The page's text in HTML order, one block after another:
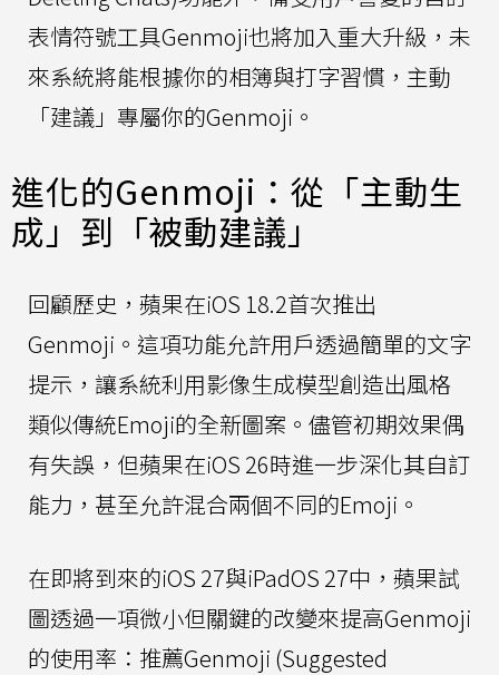
表情符號工具Genmoji也將加入重大升級，未
來系統將能根據你的相簿與打字習慣，主動
「建議」專屬你的Genmoji。
進化的Genmoji：從「主動生
成」到「被動建議」
回顧歷史，蘋果在iOS 18.2首次推出
Genmoji。這項功能允許用戶透過簡單的文字
提示，讓系統利用影像生成模型創造出風格
類似傳統Emoji的全新圖案。儘管初期效果偶
有失誤，但蘋果在iOS 26時進一步深化其自訂
能力，甚至允許混合兩個不同的Emoji。
在即將到來的iOS 27與iPadOS 27中，蘋果試
圖透過一項微小但關鍵的改變來提高Genmoji
的使用率：推薦Genmoji (Suggested